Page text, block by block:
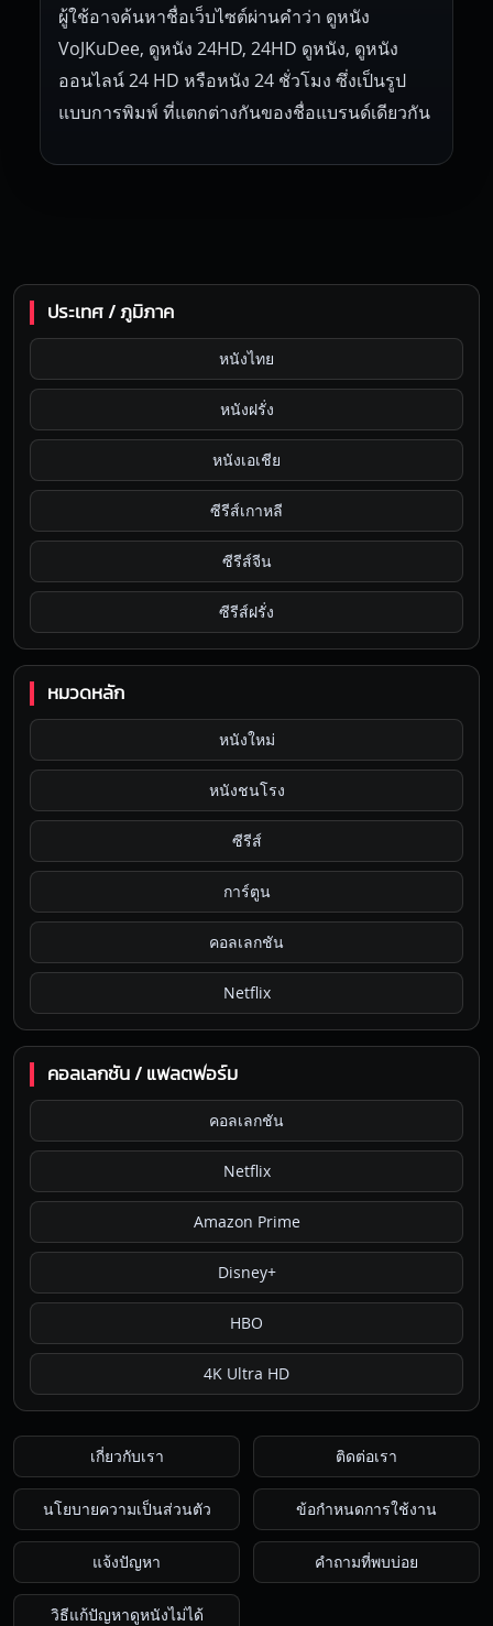
ผู้ใช้อาจค้นหาชื่อเว็บไซต์ผ่านคำว่า ดูหนัง
VoJKuDee, ดูหนัง 24HD, 24HD ดูหนัง, ดูหนัง
ออนไลน์ 24 HD หรือหนัง 24 ชั่วโมง ซึ่งเป็นรูป
แบบการพิมพ์ ที่แตกต่างกันของชื่อแบรนด์เดียวกัน
ประเทศ / ภูมิภาค
หนังไทย
หนังฝรั่ง
หนังเอเชีย
ซีรีส์เกาหลี
ซีรีส์จีน
ซีรีส์ฝรั่ง
หมวดหลัก
หนังใหม่
หนังชนโรง
ซีรีส์
การ์ตูน
คอลเลกชัน
Netflix
คอลเลกชัน / แพลตฟอร์ม
คอลเลกชัน
Netflix
Amazon Prime
Disney+
HBO
4K Ultra HD
เกี่ยวกับเรา ติดต่อเรา
นโยบายความเป็นส่วนตัว ข้อกำหนดการใช้งาน
แจ้งปัญหา คำถามที่พบบ่อย
วิธีแก้ปัญหาดูหนังไม่ได้